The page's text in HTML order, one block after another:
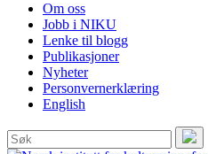
Om oss
Jobb i NIKU
Lenke til blogg
Publikasjoner
Nyheter
Personvernerklæring
English
Søk
etter: